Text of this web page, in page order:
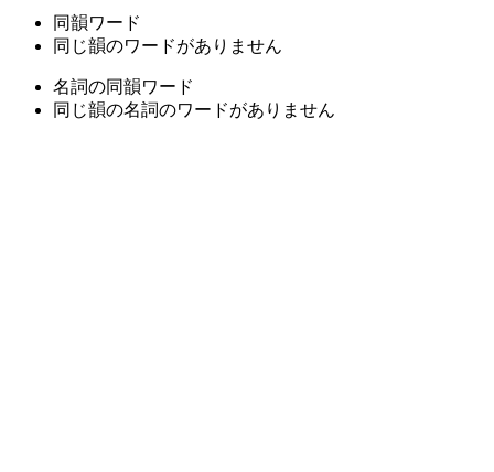
同韻ワード
同じ韻のワードがありません
名詞の同韻ワード
同じ韻の名詞のワードがありません